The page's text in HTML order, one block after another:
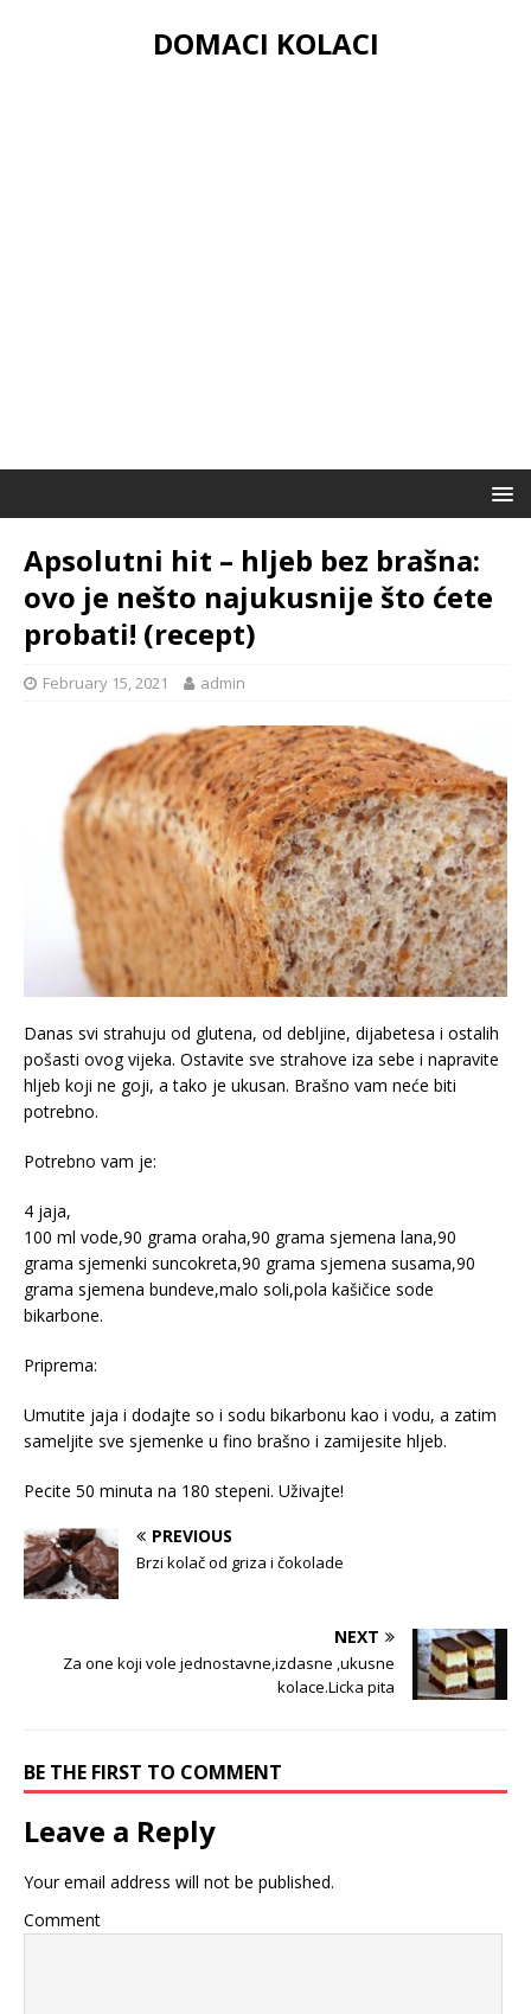
DOMACI KOLACI
Apsolutni hit – hljeb bez brašna:
ovo je nešto najukusnije što ćete
probati! (recept)
February 15, 2021 admin
Danas svi strahuju od glutena, od debljine, dijabetesa i ostalih
pošasti ovog vijeka. Ostavite sve strahove iza sebe i napravite
hljeb koji ne goji, a tako je ukusan. Brašno vam neće biti
potrebno.
Potrebno vam je:
4 jaja,
100 ml vode,90 grama oraha,90 grama sjemena lana,90
grama sjemenki suncokreta,90 grama sjemena susama,90
grama sjemena bundeve,malo soli,pola kašičice sode
bikarbone.
Priprema:
Umutite jaja i dodajte so i sodu bikarbonu kao i vodu, a zatim
sameljite sve sjemenke u fino brašno i zamijesite hljeb.
Pecite 50 minuta na 180 stepeni. Uživajte!
PREVIOUS
Brzi kolač od griza i čokolade
NEXT
Za one koji vole jednostavne,izdasne ,ukusne
kolace.Licka pita
BE THE FIRST TO COMMENT
Leave a Reply
Your email address will not be published.
Comment